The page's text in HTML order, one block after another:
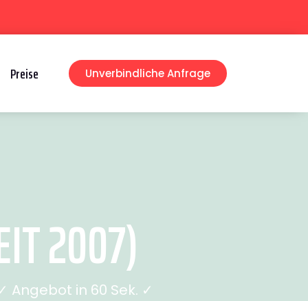
Preise Unverbindliche Anfrage
2007)
Angebot in 60 Sek. ✓